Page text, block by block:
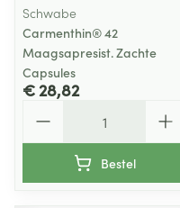
Schwabe
Carmenthin® 42
Maagsapresist. Zachte
Capsules
€ 28,82
Bestel